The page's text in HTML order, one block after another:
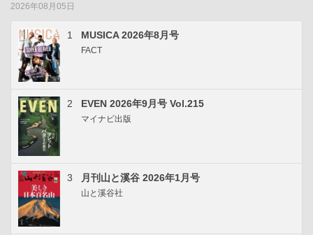
2026年08月05日
1 MUSICA 2026年8月号
FACT
2 EVEN 2026年9月号 Vol.215
マイナビ出版
3 月刊山と溪谷 2026年1月号
山と溪谷社